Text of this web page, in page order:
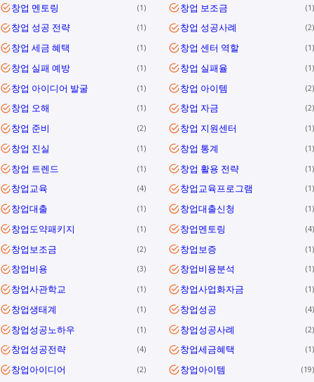
창업 멘토링 1 창업 보조금 1
창업 성공 전략 1 창업 성공사례 2
창업 세금 혜택 1 창업 센터 역할 1
창업 실패 예방 1 창업 실패율 1
창업 아이디어 발굴 1 창업 아이템 2
창업 오해 1 창업 자금 2
창업 준비 2 창업 지원센터 1
창업 진실 1 창업 통계 1
창업 트렌드 1 창업 활용 전략 1
창업교육 4 창업교육프로그램 1
창업대출 1 창업대출신청 1
창업도약패키지 1 창업멘토링 4
창업보조금 2 창업보증 1
창업비용 3 창업비용분석 1
창업사관학교 1 창업사업화자금 1
창업생태계 1 창업성공 4
창업성공노하우 1 창업성공사례 2
창업성공전략 4 창업세금혜택 1
창업아이디어 2 창업아이템 19